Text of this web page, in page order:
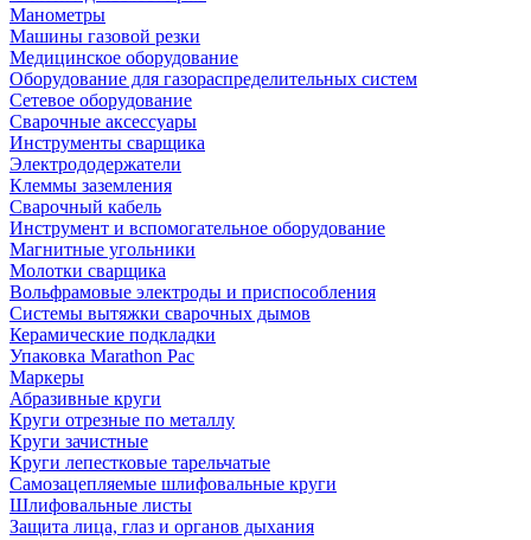
Манометры
Машины газовой резки
Медицинское оборудование
Оборудование для газораспределительных систем
Сетевое оборудование
Сварочные аксессуары
Инструменты сварщика
Электрододержатели
Клеммы заземления
Сварочный кабель
Инструмент и вспомогательное оборудование
Магнитные угольники
Молотки сварщика
Вольфрамовые электроды и приспособления
Системы вытяжки сварочных дымов
Керамические подкладки
Упаковка Marathon Pac
Маркеры
Абразивные круги
Круги отрезные по металлу
Круги зачистные
Круги лепестковые тарельчатые
Самозацепляемые шлифовальные круги
Шлифовальные листы
Защита лица, глаз и органов дыхания